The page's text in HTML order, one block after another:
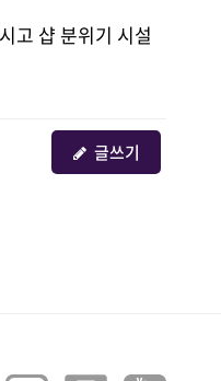
고 샵 분위기 시설
글쓰기